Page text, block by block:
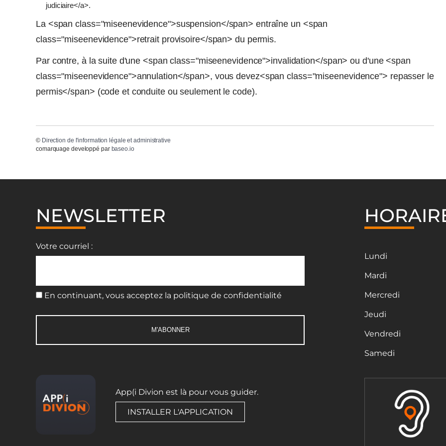
judiciaire</a>.
La <span class="miseenevidence">suspension</span> entraîne un <span
class="miseenevidence">retrait provisoire</span> du permis.
Par contre, à la suite d'une <span class="miseenevidence">invalidation</span> ou d'une <span
class="miseenevidence">annulation</span>, vous devez<span class="miseenevidence"> repasser le
permis</span> (code et conduite ou seulement le code).
© Direction de l'information légale et administrative
comarquage developpé par baseo.io
NEWSLETTER
Votre courriel :
En continuant, vous acceptez la politique de confidentialité
App(i Divion est là pour vous guider.
INSTALLER L'APPLICATION
Lundi
Mardi
Mercredi
Jeudi
Vendredi
Samedi